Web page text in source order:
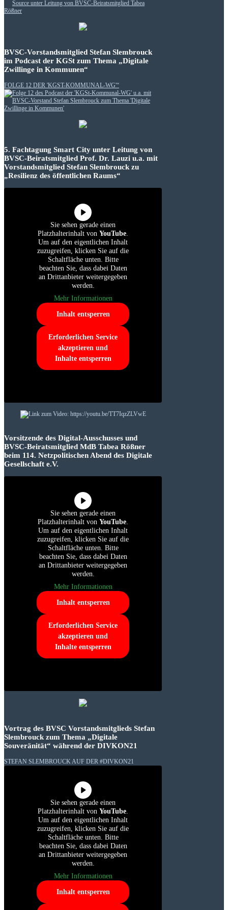
BVSC-Vorstandsmitglied Stefan Slembrouck
im Podcast der KGSt zum Thema „Digitale
Zwillinge in Kommunen“
FOLGE 12 DER 'KGST-KOMMUNAL-WG'“
5. Fachtagung Smart City unter Leitung von
BVSC-Beiratsmitglied Prof. Dr. Lauzi u.a. mit
Vorstandsmitglied Stefan Slembrouck zu
„Resilienz des öffentlichen Raums“
Sie sehen gerade einen
Platzhalterinhalt von YouTube
Um auf den eigentlichen Inhalt
zuzugreifen, klicken Sie auf die
Schaltfläche unten. Bitte
beachten Sie, dass dabei Daten
an Drittanbieter weitergegeben
werden.
Mehr Informationen
Inhalt entsperren
Erforderlichen Service
akzeptieren und
Inhalte entsperren
Vorsitzende des Digital-Ausschusses und
BVSC-Beiratsmitglied MdB Tabea Rößner
beim 114. Netzpolitischen Abend des Digitale
Gesellschaft e.V.
Sie sehen gerade einen
Platzhalterinhalt von YouTube
Um auf den eigentlichen Inhalt
zuzugreifen, klicken Sie auf die
Schaltfläche unten. Bitte
beachten Sie, dass dabei Daten
an Drittanbieter weitergegeben
werden.
Mehr Informationen
Inhalt entsperren
Erforderlichen Service
akzeptieren und
Inhalte entsperren
Vortrag des BVSC Vorstandsmitglieds Stefan
Slembrouck zum Thema „Digitale
Souveränität“ während der DIVKON21
STEFAN SLEMBROUCK AUF DER #DIVKON21
Sie sehen gerade einen
Platzhalterinhalt von YouTube
Um auf den eigentlichen Inhalt
zuzugreifen, klicken Sie auf die
Schaltfläche unten. Bitte
beachten Sie, dass dabei Daten
an Drittanbieter weitergegeben
werden.
Mehr Informationen
Inhalt entsperren